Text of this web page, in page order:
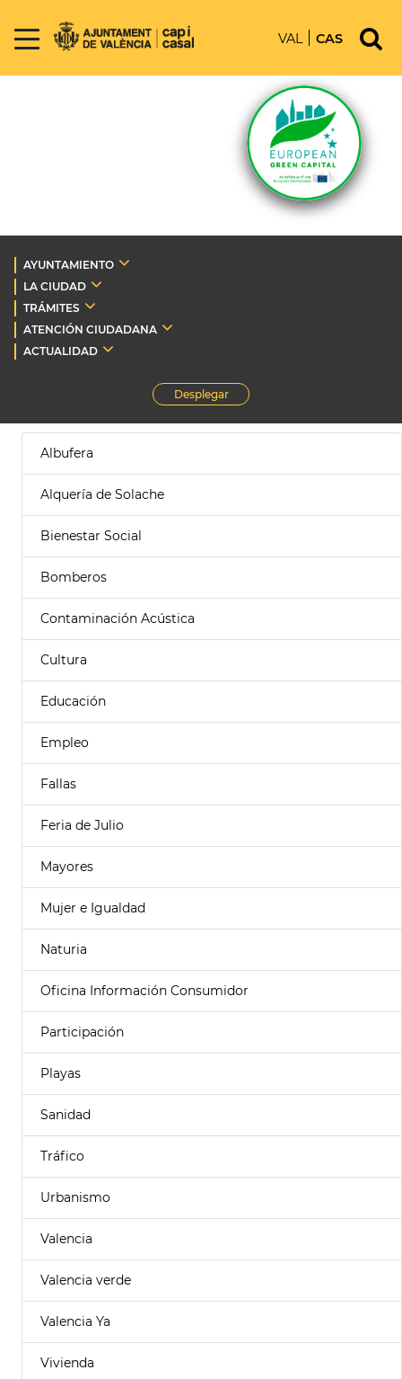
VAL CAS
AYUNTAMIENTO
LA CIUDAD
TRÁMITES
ATENCIÓN CIUDADANA
ACTUALIDAD
Desplegar
Albufera
Alquería de Solache
Bienestar Social
Bomberos
Contaminación Acústica
Cultura
Educación
Empleo
Fallas
Feria de Julio
Mayores
Mujer e Igualdad
Naturia
Oficina Información Consumidor
Participación
Playas
Sanidad
Tráfico
Urbanismo
Valencia
Valencia verde
Valencia Ya
Vivienda